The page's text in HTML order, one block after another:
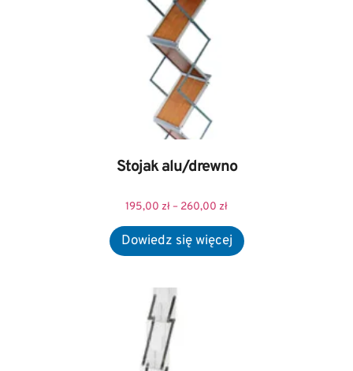
Stojak alu/drewno
195,00 zł– 260,00 zł